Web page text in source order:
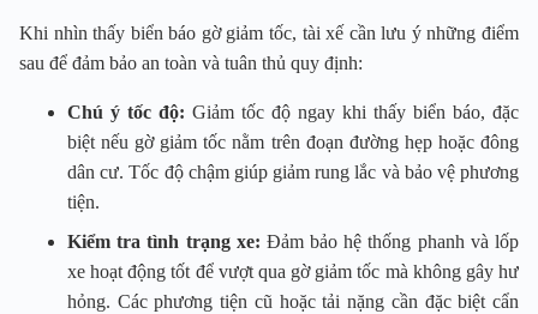
Khi nhìn thấy biển báo gờ giảm tốc, tài xế cần lưu ý những điểm
sau để đảm bảo an toàn và tuân thủ quy định:
Chú ý tốc độ: Giảm tốc độ ngay khi thấy biển báo, đặc
biệt nếu gờ giảm tốc nằm trên đoạn đường hẹp hoặc đông
dân cư. Tốc độ chậm giúp giảm rung lắc và bảo vệ phương
tiện.
Kiểm tra tình trạng xe: Đảm bảo hệ thống phanh và lốp
xe hoạt động tốt để vượt qua gờ giảm tốc mà không gây hư
hỏng. Các phương tiện cũ hoặc tải nặng cần đặc biệt cẩn